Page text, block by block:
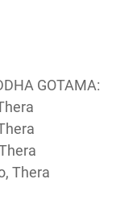
GOTAMA:
Thera